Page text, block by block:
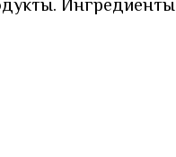
Ингредиенты